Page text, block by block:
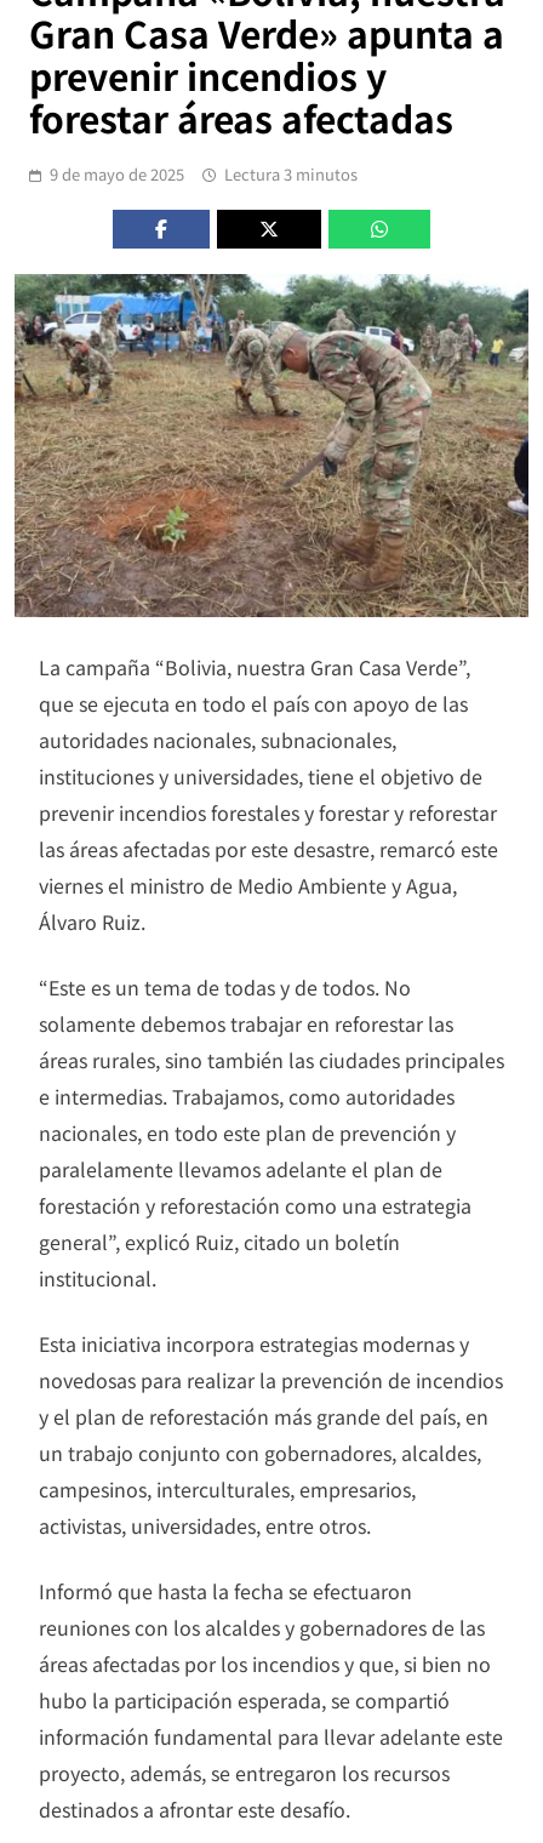
Gran Casa Verde» apunta a
prevenir incendios y
forestar áreas afectadas
9 de mayo de 2025 Lectura 3 minutos
La campaña “Bolivia, nuestra Gran Casa Verde”,
que se ejecuta en todo el país con apoyo de las
autoridades nacionales, subnacionales,
instituciones y universidades, tiene el objetivo de
prevenir incendios forestales y forestar y reforestar
las áreas afectadas por este desastre, remarcó este
viernes el ministro de Medio Ambiente y Agua,
Álvaro Ruiz.
“Este es un tema de todas y de todos. No
solamente debemos trabajar en reforestar las
áreas rurales, sino también las ciudades principales
e intermedias. Trabajamos, como autoridades
nacionales, en todo este plan de prevención y
paralelamente llevamos adelante el plan de
forestación y reforestación como una estrategia
general”, explicó Ruiz, citado un boletín
institucional.
Esta iniciativa incorpora estrategias modernas y
novedosas para realizar la prevención de incendios
y el plan de reforestación más grande del país, en
un trabajo conjunto con gobernadores, alcaldes,
campesinos, interculturales, empresarios,
activistas, universidades, entre otros.
Informó que hasta la fecha se efectuaron
reuniones con los alcaldes y gobernadores de las
áreas afectadas por los incendios y que, si bien no
hubo la participación esperada, se compartió
información fundamental para llevar adelante este
proyecto, además, se entregaron los recursos
destinados a afrontar este desafío.